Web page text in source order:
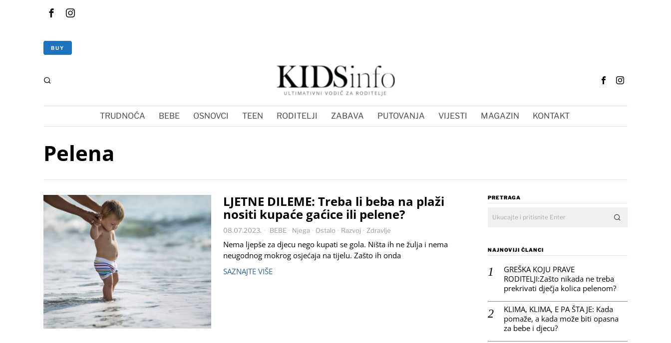
BUY
TRUDNOĆA BEBE OSNOVCI TEEN RODITELJI ZABAVA PUTOVANJA VIJESTI MAGAZIN KONTAKT
Pelena
LJETNE DILEME: Treba li beba na plaži
nositi kupaće gaćice ili pelene?
08.07.2023. BEBE · Njega · Ostalo · Razvoj · Zdravlje
Nema ljepše za djecu nego kupati se gola. Ništa ih ne žulja i nema
neugodnog mokrog osjećaja na tijelu. Zašto ih onda
SAZNAJTE VIŠE
PRETRAGA
NAJNOVIJI ČLANCI
GREŠKA KOJU PRAVE
RODITELJI:Zašto nikada ne treba
prekrivati dječja kolica pelenom?
KLIMA, KLIMA, E PA ŠTA JE: Kada
pomaže, a kada može biti opasna
za bebe i djecu?